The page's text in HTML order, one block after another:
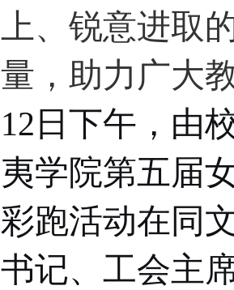
上、锐意进取
量，助力广大
12日下午，由
夷学院第五届
彩跑活动在同
书记、工会主